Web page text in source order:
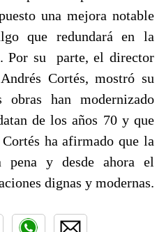
una mejora notable
que redundará en la
Por su parte, el director
Cortés, mostró su
obras han modernizado
de los años 70 y que
ha afirmado que la
pena y desde ahora el
dignas y modernas.